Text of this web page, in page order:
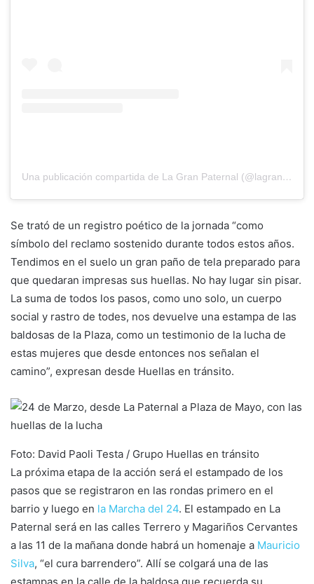
Una publicación compartida de La Gran Paternal (@lagranpaternal)
Se trató de un registro poético de la jornada “como
símbolo del reclamo sostenido durante todos estos años.
Tendimos en el suelo un gran paño de tela preparado para
que quedaran impresas sus huellas. No hay lugar sin pisar.
La suma de todos los pasos, como uno solo, un cuerpo
social y rastro de todes, nos devuelve una estampa de las
baldosas de la Plaza, como un testimonio de la lucha de
estas mujeres que desde entonces nos señalan el
camino”, expresan desde Huellas en tránsito.
Foto: David Paoli Testa / Grupo Huellas en tránsito
La próxima etapa de la acción será el estampado de los
pasos que se registraron en las rondas primero en el
barrio y luego en la Marcha del 24. El estampado en La
Paternal será en las calles Terrero y Magariños Cervantes
a las 11 de la mañana donde habrá un homenaje a Mauricio
Silva, “el cura barrendero”. Allí se colgará una de las